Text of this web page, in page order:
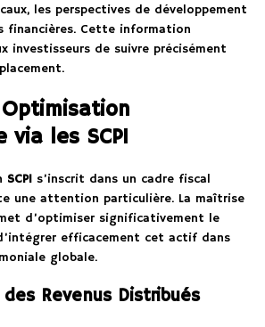
les perspectives de développement
financières. Cette information
investisseurs de suivre précisément
via les SCPI
SCPI s’inscrit dans un cadre fiscal
une attention particulière. La maîtrise
d’optimiser significativement le
efficacement cet actif dans
globale.
Revenus Distribués